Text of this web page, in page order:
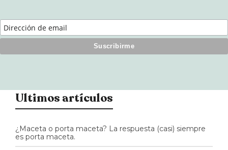
Ultimos artículos
¿Maceta o porta maceta? La respuesta (casi) siempre
es porta maceta.